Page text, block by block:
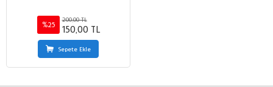
%25
200,00 TL
150,00 TL
Sepete Ekle